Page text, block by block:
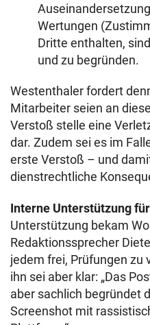
Wertungen
Dritte enthalten,
und zu begründen.
Westenthaler fordert
Mitarbeiter seien an
Verstoß stelle eine
dar. Zudem sei es im
erste Verstoß – und
dienstrechtliche
Interne Unterstützung
Unterstützung bekam
Redaktionssprecher
jedem frei, Prüfungen zu
ihn sei aber klar: „Das
aber sachlich begründet
Screenshot mit